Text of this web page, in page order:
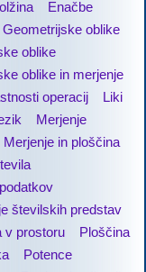
Enačbe
Geometrijske oblike
oblike
oblike in merjenje
operacij
Liki
Merjenje
Merjenje in ploščina
številskih predstav
v prostoru
Ploščina
Potence